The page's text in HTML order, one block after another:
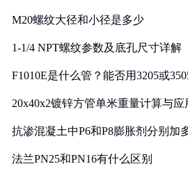
M20螺纹大径和小径是多少
1-1/4 NPT螺纹参数及底孔尺寸详解
F1010E是什么管？能否用3205或
20x40x2镀锌方管单米重量计算与应
抗渗混凝土中P6和P8膨胀剂分别加
法兰PN25和PN16有什么区别